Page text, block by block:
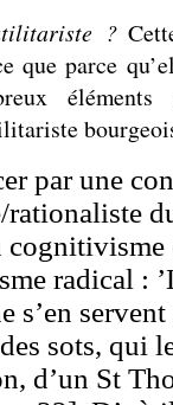
?
que parce
éléments
par une
radical :
s’en
sots, qui
d’un St